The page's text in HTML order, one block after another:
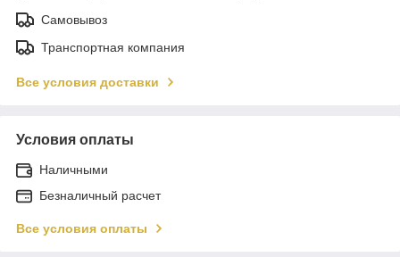
Самовывоз
Транспортная компания
Все условия доставки
Условия оплаты
Наличными
Безналичный расчет
Все условия оплаты